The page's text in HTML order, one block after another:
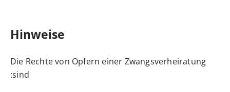
Hinweise
Die Rechte von Opfern einer Zwangsverheiratung
sind: